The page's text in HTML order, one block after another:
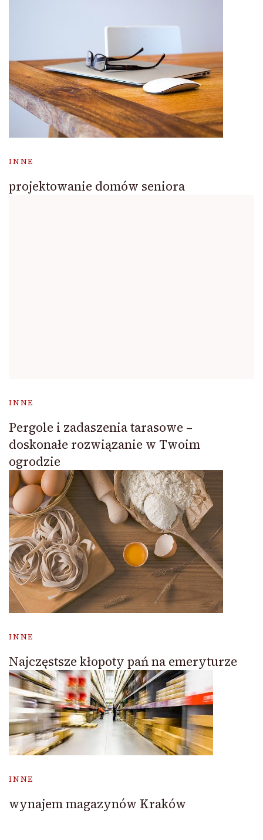
INNE
projektowanie domów seniora
INNE
Pergole i zadaszenia tarasowe –
doskonałe rozwiązanie w Twoim
ogrodzie
INNE
Najczęstsze kłopoty pań na emeryturze
INNE
wynajem magazynów Kraków